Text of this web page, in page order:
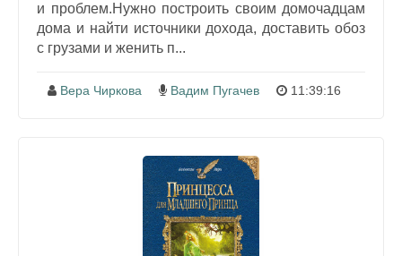
и проблем.Нужно построить своим домочадцам
дома и найти источники дохода, доставить обоз
с грузами и женить п...
Вера Чиркова Вадим Пугачев 11:39:16